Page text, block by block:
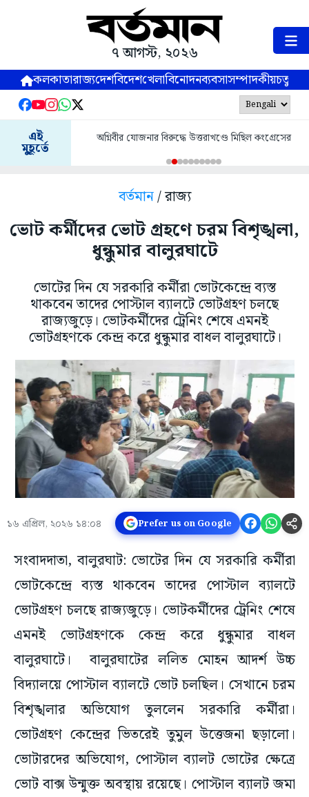
৭ আগস্ট, ২০২৬
কলকাতারাজ্যদেশবিদেশখেলাবিনোদনব্যবসাসম্পাদকীয়
এই
মুহূর্তে
অগ্নিবীর যোজনার বিরুদ্ধে উত্তরাখণ্ডে মিছিল কংগ্রেসের
বর্তমান/ রাজ্য
ভোট কর্মীদের ভোট গ্রহণে চরম বিশৃঙ্খলা,
ধুন্ধুমার বালুরঘাটে
ভোটের দিন যে সরকারি কর্মীরা ভোটকেন্দ্রে ব্যস্ত
থাকবেন তাদের পোস্টাল ব্যালটে ভোটগ্রহণ চলছে
রাজ্যজুড়ে। ভোটকর্মীদের ট্রেনিং শেষে এমনই
ভোটগ্রহণকে কেন্দ্র করে ধুন্ধুমার বাধল বালুরঘাটে।
১৬ এপ্রিল, ২০২৬ ১৪:০৪ Prefer us on Google
সংবাদদাতা, বালুরঘাট: ভোটের দিন যে সরকারি কর্মীরা
ভোটকেন্দ্রে ব্যস্ত থাকবেন তাদের পোস্টাল ব্যালটে
ভোটগ্রহণ চলছে রাজ্যজুড়ে। ভোটকর্মীদের ট্রেনিং শেষে
এমনই ভোটগ্রহণকে কেন্দ্র করে ধুন্ধুমার বাধল
বালুরঘাটে। বালুরঘাটের ললিত মোহন আদর্শ উচ্চ
বিদ্যালয়ে পোস্টাল ব্যালটে ভোট চলছিল। সেখানে চরম
বিশৃঙ্খলার অভিযোগ তুললেন সরকারি কর্মীরা।
ভোটগ্রহণ কেন্দ্রের ভিতরেই তুমুল উত্তেজনা ছড়ালো।
ভোটারদের অভিযোগ, পোস্টাল ব্যালট ভোটের ক্ষেত্রে
ভোট বাক্স উন্মুক্ত অবস্থায় রয়েছে। পোস্টাল ব্যালট জমা